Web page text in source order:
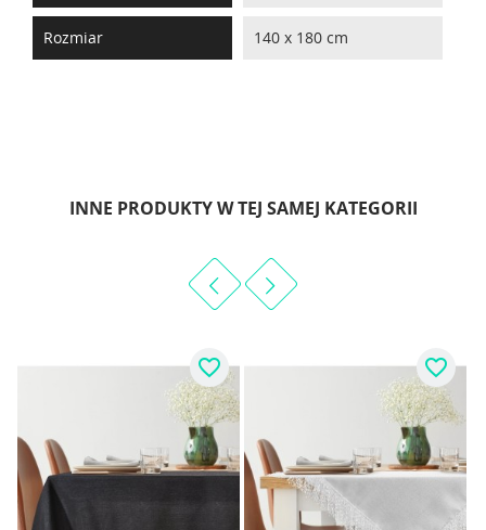
Rozmiar 140 x 180 cm
INNE PRODUKTY W TEJ SAMEJ KATEGORII
favorite_border favorite_border